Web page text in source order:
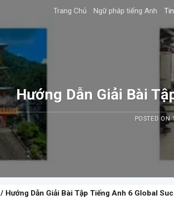
Trang Chủ Ngữ pháp tiếng Anh
Hướng Dẫn Giải Bài
POSTED ON
/ Hướng Dẫn Giải Bài Tập Tiếng Anh 6 Global